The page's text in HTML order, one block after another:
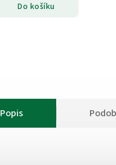
Do košíku
Popis